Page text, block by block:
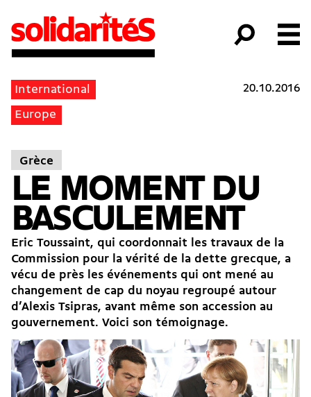
International
Europe
20.10.2016
Grèce
LE MOMENT DU
BASCULEMENT
Eric Toussaint, qui coordonnait les travaux de la
Commission pour la vérité de la dette grecque, a
vécu de près les événements qui ont mené au
changement de cap du noyau regroupé autour
d’Alexis Tsipras, avant même son accession au
gouvernement. Voici son témoignage.